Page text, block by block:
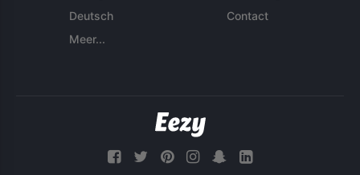
Deutsch
Meer...
Contact